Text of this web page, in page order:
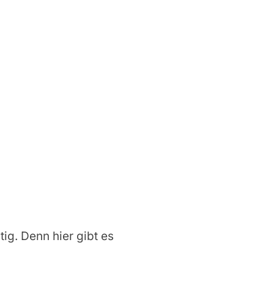
Denn hier gibt es